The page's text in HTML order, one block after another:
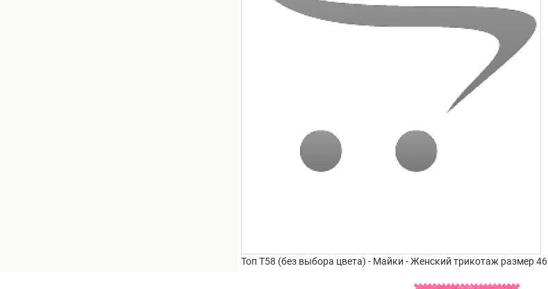
Топ Т58 (без выбора цвета) - Майки - Женский трикотаж размер 46